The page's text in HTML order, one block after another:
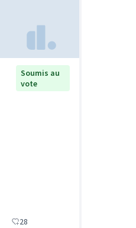
Soumis au
vote
28